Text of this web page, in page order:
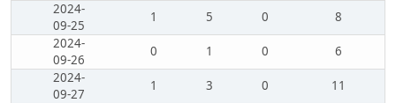
2024-
09-25
1 5 0
8
2024-
09-26
0 1 0
6
2024-
09-27
1 3 0
11